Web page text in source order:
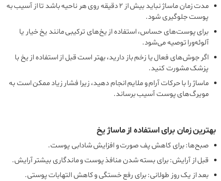
مدت زمان ماساژ نباید بیش از ۲ دقیقه روی هر ناحیه باشد تا از آسیب به
پوست جلوگیری شود.
برای پوست‌های حساس، استفاده از یخ‌های ترکیبی مانند یخ خیار یا
آلوئه‌ورا توصیه می‌شود.
اگر جوش‌های فعال یا زخم باز دارید، بهتر است قبل از استفاده از یخ با
پزشک مشورت کنید.
ماساژ را با حرکات آرام و ملایم انجام دهید، زیرا فشار زیاد ممکن است به
مویرگ‌های پوست آسیب برساند.
بهترین زمان برای استفاده از ماساژ یخ
صبح‌ها: برای کاهش پف صورت و افزایش شادابی پوست.
قبل از آرایش: برای بسته شدن منافذ پوست و ماندگاری بیشتر آرایش.
بعد از یک روز طولانی: برای رفع خستگی و کاهش التهابات پوستی.